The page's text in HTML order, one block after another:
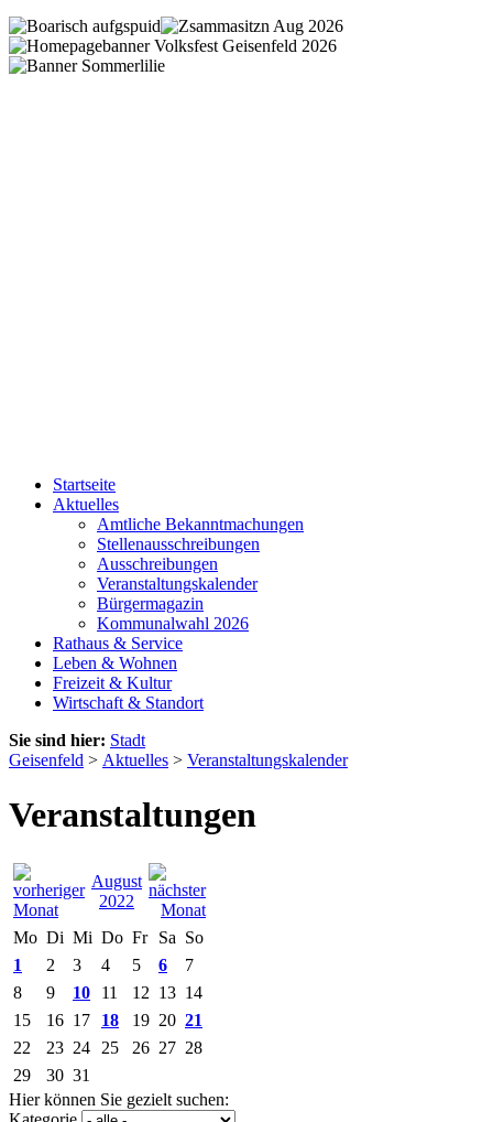
Startseite
Aktuelles
Amtliche Bekanntmachungen
Stellenausschreibungen
Ausschreibungen
Veranstaltungskalender
Bürgermagazin
Kommunalwahl 2026
Rathaus & Service
Leben & Wohnen
Freizeit & Kultur
Wirtschaft & Standort
Sie sind hier: Stadt
Geisenfeld > Aktuelles > Veranstaltungskalender
Veranstaltungen
August
2022
Mo Di Mi Do Fr Sa So
1
2 3 4 5 6
7
8
9 10 11 12 13 14
15
16 17 18 19 20 21
22
23 24 25 26 27 28
29
30 31
Hier können Sie gezielt suchen: